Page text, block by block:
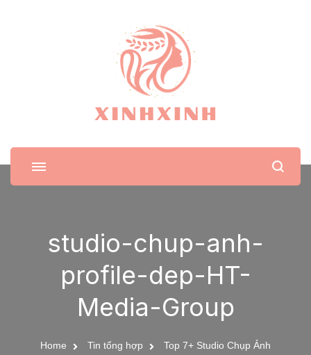
XinhXinh
Trang tin tức cho phái đẹp
studio-chup-anh-
profile-dep-HT-
Media-Group
Home Tin tổng hợp
Top 7+ Studio Chụp Ảnh